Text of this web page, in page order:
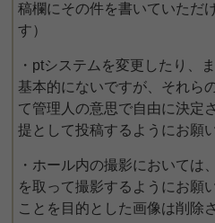
稿欄にその件を書いていただ
す）
・ptシステムを変更したり、
基本的にないですが、それら
て管理人の意思で自由に決定
提として投稿するようにお願
・ホール内の撮影においては
を取って撮影するようにお願
ことを目的とした画像は削除